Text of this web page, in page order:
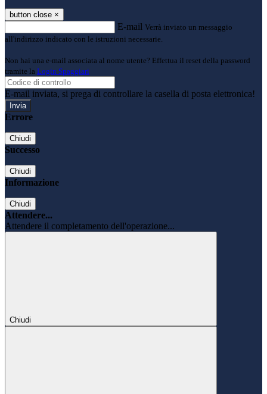
button close ×
E-mail Verrà inviato un messaggio
all'indirizzo indicato con le istruzioni necessarie.
Non hai una e-mail associata al nome utente? Effettua il reset della password
tramite la Login Spaggiari
E-mail inviata, si prega di controllare la casella di posta elettronica!
Errore
Chiudi
Successo
Chiudi
Informazione
Chiudi
Attendere...
Attendere il completamento dell'operazione...
Chiudi